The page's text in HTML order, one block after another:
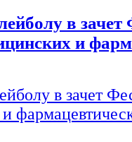
в зачет
и